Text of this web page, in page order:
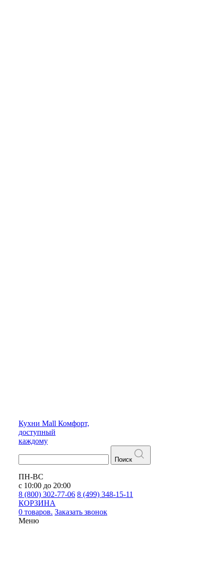
Кухни Mall Комфорт,
доступный
каждому
Поиск
ПН-ВС
с 10:00 до 20:00
8 (800) 302-77-06 8 (499) 348-15-11
КОРЗИНА
0 товаров. Заказать звонок
Меню